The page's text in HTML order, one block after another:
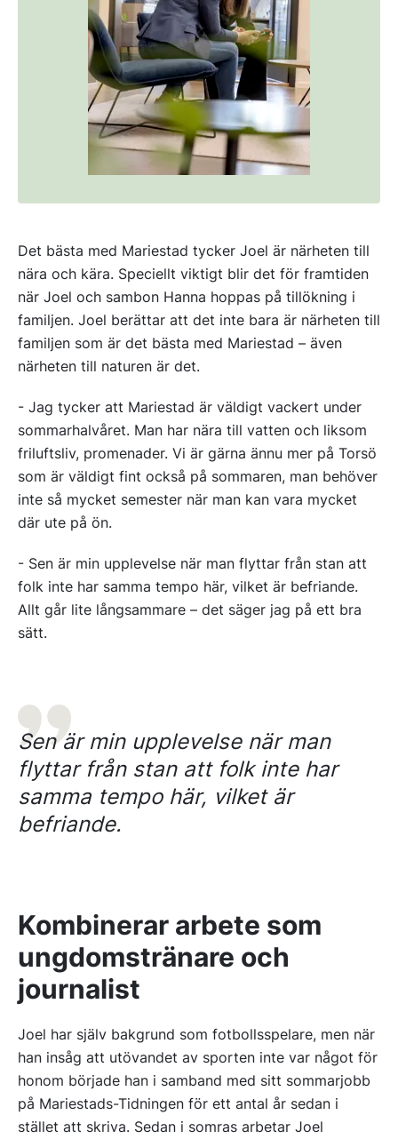
Det bästa med Mariestad tycker Joel är närheten till
nära och kära. Speciellt viktigt blir det för framtiden
när Joel och sambon Hanna hoppas på tillökning i
familjen. Joel berättar att det inte bara är närheten till
familjen som är det bästa med Mariestad – även
närheten till naturen är det.
- Jag tycker att Mariestad är väldigt vackert under
sommarhalvåret. Man har nära till vatten och liksom
friluftsliv, promenader. Vi är gärna ännu mer på Torsö
som är väldigt fint också på sommaren, man behöver
inte så mycket semester när man kan vara mycket
där ute på ön.
- Sen är min upplevelse när man flyttar från stan att
folk inte har samma tempo här, vilket är befriande.
Allt går lite långsammare – det säger jag på ett bra
sätt.
Sen är min upplevelse när man
flyttar från stan att folk inte har
samma tempo här, vilket är
befriande.
Kombinerar arbete som
ungdomstränare och
journalist
Joel har själv bakgrund som fotbollsspelare, men när
han insåg att utövandet av sporten inte var något för
honom började han i samband med sitt sommarjobb
på Mariestads-Tidningen för ett antal år sedan i
stället att skriva. Sedan i somras arbetar Joel